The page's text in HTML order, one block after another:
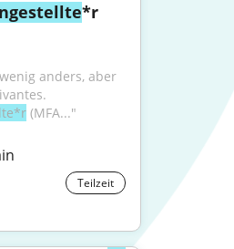
*r
anders, aber
(MFA..."
Teilzeit